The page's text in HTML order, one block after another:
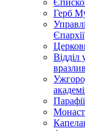
Герб
Єпархії
Відділ
Парафії